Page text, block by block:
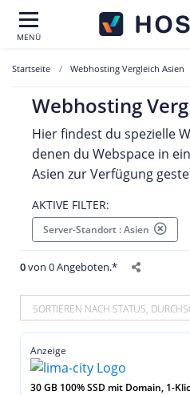
MENÜ
Startseite Webhosting Vergleich Asien
Webhosting
Hier findest du spezielle
denen du Webspace in
Asien zur Verfügung
AKTIVE FILTER:
Server-Standort : Asien
0von 0 Angeboten.*
SORTIEREN NACH STATUS,
Anzeige
30 GB 100% SSD mit Domain, 1-